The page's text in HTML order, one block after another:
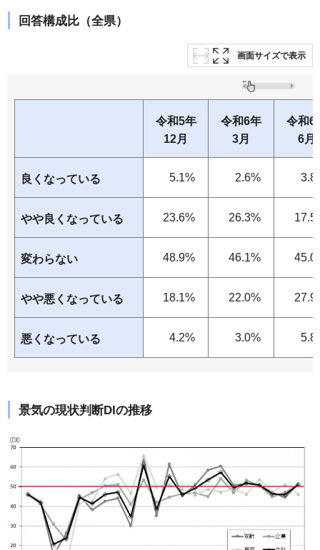
回答構成比（全県）
画面サイズで表示
令和5年
12月
令和6年
3月
令和6
6月
良くなっている 5.1% 2.6%
やや良くなっている 23.6% 26.3%
変わらない 48.9% 46.1%
やや悪くなっている 18.1% 22.0%
悪くなっている 4.2% 3.0%
景気の現状判断DIの推移